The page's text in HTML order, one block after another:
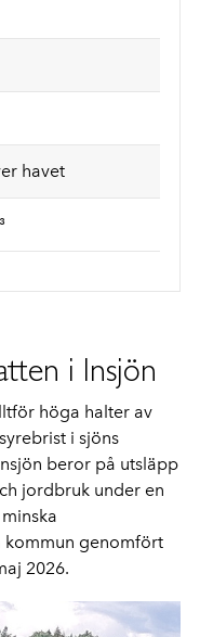
havet
i Insjön
höga halter av
i sjöns
beror på utsläpp
jordbruk under en
kommun genomfört
2026.